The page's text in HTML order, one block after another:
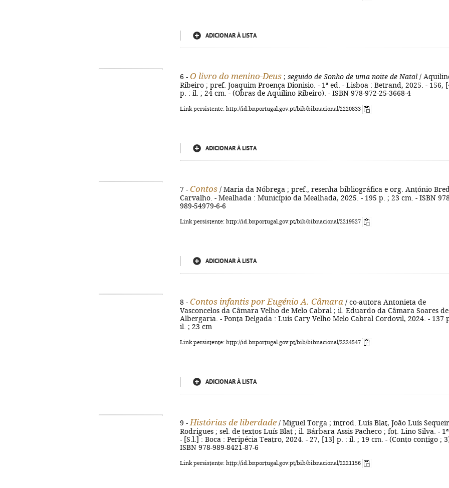
ADICIONAR À LISTA
6 - O livro do menino-Deus ; seguido de Sonho de uma noite de Natal /
Ribeiro ; pref. Joaquim Proença Dionisio. - 1ª ed. - Lisboa : Betrand, 2025. - 156,
p. : il. ; 24 cm. - (Obras de Aquilino Ribeiro). - ISBN 978-972-25-3668-4
Link persistente: http://id.bnportugal.gov.pt/bib/bibnacional/2220833
ADICIONAR À LISTA
7 - Contos / Maria da Nóbrega ; pref., resenha bibliográfica e org. António
Carvalho. - Mealhada : Município da Mealhada, 2025. - 195 p. ; 23 cm. - ISBN
989-54979-6-6
Link persistente: http://id.bnportugal.gov.pt/bib/bibnacional/2219527
ADICIONAR À LISTA
8 - Contos infantis por Eugénio A. Câmara / co-autora Antonieta de
Vasconcelos da Câmara Velho de Melo Cabral ; il. Eduardo da Câmara Soares de
Albergaria. - Ponta Delgada : Luís Cary Velho Melo Cabral Cordovil, 2024. - 137
il. ; 23 cm
Link persistente: http://id.bnportugal.gov.pt/bib/bibnacional/2224547
ADICIONAR À LISTA
9 - Histórias de liberdade / Miguel Torga ; introd. Luís Blat, João Luís
Rodrigues ; sel. de textos Luís Blat ; il. Bárbara Assis Pacheco ; fot. Lino Silva. -
- [S.l.] : Boca : Peripécia Teatro, 2024. - 27, [13] p. : il. ; 19 cm. - (Conto contigo ;
ISBN 978-989-8421-87-6
Link persistente: http://id.bnportugal.gov.pt/bib/bibnacional/2221156